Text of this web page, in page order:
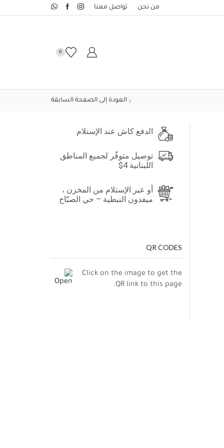
من نحن تواصل معنا
0
العودة إلى الصفحة السابقة
الدفع كاش عند الإستلام
توصيل متوفّر لجميع المناطق
اللبنانية 4$
أو عبر الإستلام من المخزن ،
ميفدون النبطية – حي الصبّاح
QR CODES
Click on the image to get the
QR link to this page.